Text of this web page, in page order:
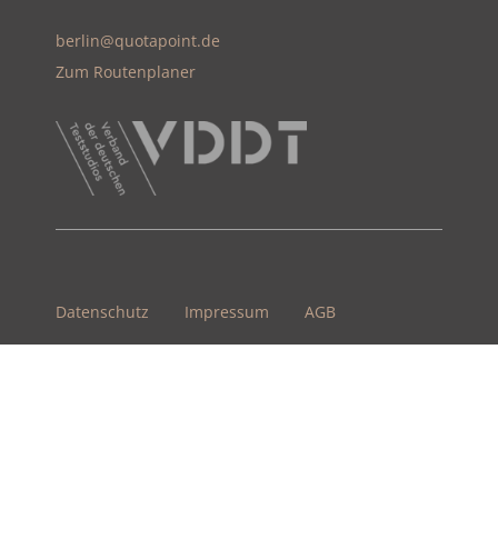
berlin@quotapoint.de
Zum Routenplaner
Datenschutz Impressum AGB